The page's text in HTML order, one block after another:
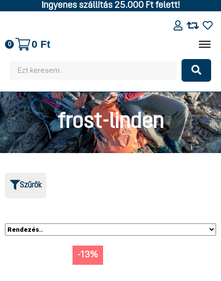
Ingyenes szállítás 25.000 Ft felett!
0 0 Ft
frost-linden
Szűrők
-13%